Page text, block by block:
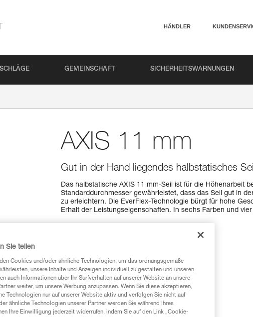
HÄNDLER
GEMEINSCHAFT SICHERHEITSWARNUNGEN
AXIS 11 mm
Gut in der Hand liegendes halbstatisches
Das halbstatische AXIS 11 mm-Seil ist für die Höhenarbeit
Standarddurchmesser gewährleistet, dass das Seil gut in
zu erleichtern. Die EverFlex-Technologie bürgt für hohe
Erhalt der Leistungseigenschaften. In sechs Farben und
Sie teilen
Cookies und/oder ähnliche Technologien, um das ordnungsgemäße
unsere Inhalte und Anzeigen individuell zu gestalten und unseren
auch Informationen über Ihr Surfverhalten auf unserer Website an unsere
weiter, um unsere Werbung anzupassen. Wenn Sie diese akzeptieren,
Technologien nur auf unserer Website aktiv und verfolgen Sie nicht auf
ähnliche Technologien unserer Partner werden Sie während Ihres
Ihre Einwilligung jederzeit widerrufen, indem Sie auf den Link „Cookie-